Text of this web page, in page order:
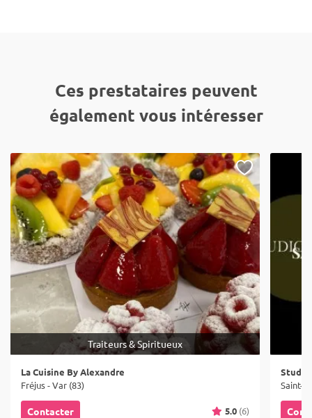
Ces prestataires peuvent
également vous intéresser
Traiteurs & Spiritueux
La Cuisine By Alexandre
Fréjus - Var (83)
Contacter 5.0 (6)
Studio
Saint-